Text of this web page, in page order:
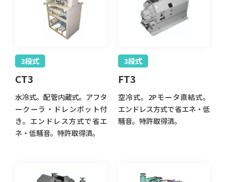
3段式
CT3
水冷式。配管内蔵式。アフタ
ークーラ・ドレンポット付
き。エンドレス方式で省エ
ネ・低騒音。特許取得済。
3段式
FT3
空冷式。2Pモータ直結式。
エンドレス方式で省エネ・低
騒音。特許取得済。